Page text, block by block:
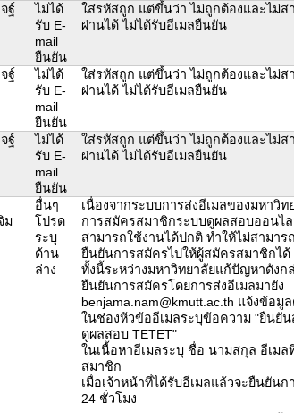
ฐ์
ไม่ได้
รับ E-
mail
ยืนยัน
ใส่รหัสถูก แต่ขึ้นว่า ไม่ถูกต้องและไม่ส
ผ่านได้ ไม่ได้รับอีเมลยืนยัน
ฐ์
ไม่ได้
รับ E-
mail
ยืนยัน
ใส่รหัสถูก แต่ขึ้นว่า ไม่ถูกต้องและไม่ส
ผ่านได้ ไม่ได้รับอีเมลยืนยัน
ฐ์
ไม่ได้
รับ E-
mail
ยืนยัน
ใส่รหัสถูก แต่ขึ้นว่า ไม่ถูกต้องและไม่ส
ผ่านได้ ไม่ได้รับอีเมลยืนยัน
ม
อื่นๆ
โปรด
ระบุ
ด้าน
ล่าง
เนื่องจากระบบการส่งอีเมลของมหาวิท
การสมัครสมาชิกระบบดูผลสอบออนไล
สามารถใช้งานได้ปกติ ทำให้ไม่สามาร
ยืนยันการสมัครไปให้ผู้สมัครสมาชิกได้
ทั้งนี้ระหว่างมหาวิทยาลัยแก้ปัญหาดังก
ยืนยันการสมัครโดยการส่งอีเมลมายัง
benjama.nam@kmutt.ac.th แจ้งข้อมู
ในช่องห้วข้ออีเมลระบุข้อความ "ยืนยั
ดูผลสอบ TETET"
ในเนื้อหาอีเมลระบุ ชื่อ นามสกุล อีเม
สมาชิก
เมื่อเจ้าหน้าที่ได้รับอีเมลแล้วจะยืนยัน
24 ชั่วโมง